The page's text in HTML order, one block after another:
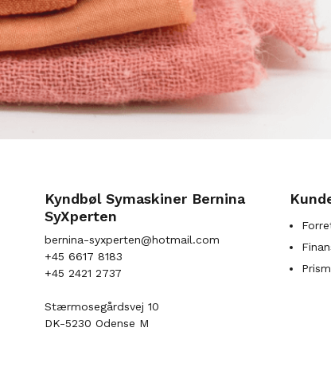
Kyndbøl Symaskiner Bernina
SyXperten
bernina-syxperten@hotmail.com
+45 6617 8183
+45 2421 2737
Stærmosegårdsvej 10
DK-5230 Odense M